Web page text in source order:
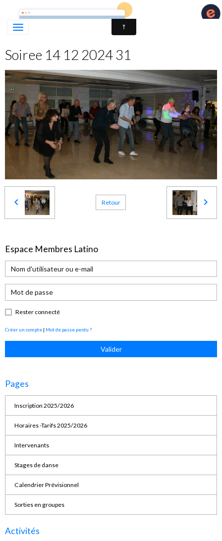
LATINO'CE - DANSES LATINES & DE SALON - PORT
Soiree 14 12 2024 31
Retour
Espace Membres Latino
Rester connecté
Créer un compte | Mot de passe perdu ?
Valider
Pages
Inscription 2025/2026
Horaires -Tarifs 2025/2026
Intervenants
Stages de danse
Calendrier Prévisionnel
Sorties en groupes
Activités